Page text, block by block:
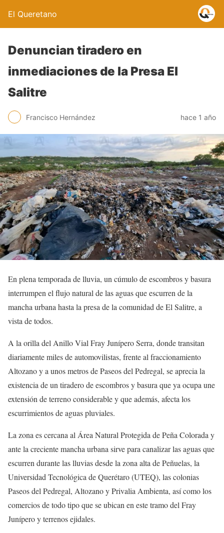
El Queretano
Denuncian tiradero en
inmediaciones de la Presa El
Salitre
Francisco Hernández hace 1 año
En plena temporada de lluvia, un cúmulo de escombros y basura
interrumpen el flujo natural de las aguas que escurren de la
mancha urbana hasta la presa de la comunidad de El Salitre, a
vista de todos.
A la orilla del Anillo Vial Fray Junípero Serra, donde transitan
diariamente miles de automovilistas, frente al fraccionamiento
Altozano y a unos metros de Paseos del Pedregal, se aprecia la
existencia de un tiradero de escombros y basura que ya ocupa une
extensión de terreno considerable y que además, afecta los
escurrimientos de aguas pluviales.
La zona es cercana al Área Natural Protegida de Peña Colorada y
ante la creciente mancha urbana sirve para canalizar las aguas que
escurren durante las lluvias desde la zona alta de Peñuelas, la
Universidad Tecnológica de Querétaro (UTEQ), las colonias
Paseos del Pedregal, Altozano y Privalia Ambienta, así como los
comercios de todo tipo que se ubican en este tramo del Fray
Junípero y terrenos ejidales.